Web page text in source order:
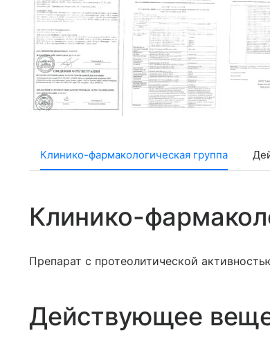
Клинико-фармакологическая группа
Клинико-
Препарат с протеолитической
Действующее